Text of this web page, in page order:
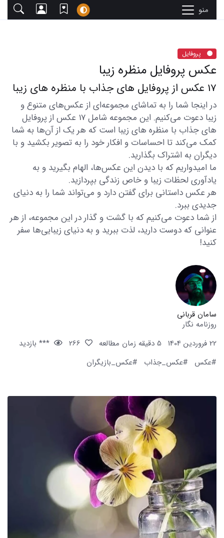
منو
پروفایل
عکس پروفایل منظره زیبا
17 عکس از پروفایل های جذاب با منظره های زیبا
در اینجا شما را به تماشای مجموعه‌ای از عکس‌های متنوع و
زیبا دعوت می‌کنیم. این مجموعه شامل 17 عکس از پروفایل
های جذاب با منظره های زیبا است که هر یک از آن‌ها به شما
کمک می‌کند تا احساسات و افکار خود را به تصویر بکشید و با
دیگران به اشتراک بگذارید.
ما امیدواریم که با دیدن این عکس‌ها، الهام بگیرید و به
یادآوری لحظات زیبا و خاص زندگی بپردازید.
هر عکس داستانی برای گفتن دارد و می‌تواند شما را به دنیای
جدیدی ببرد.
از شما دعوت می‌کنیم که با گشت و گذار در این مجموعه، از هر
عنوانی که دوست دارید، لذت ببرید و به دنیای زیبایی‌ها سفر
کنید!
سامان قربانی
روزنامه نگار
22 فروردین 1404
5 دقیقه زمان مطالعه
*** بازدید
#عکس
#عکس_جذاب #عکس_بازیگران